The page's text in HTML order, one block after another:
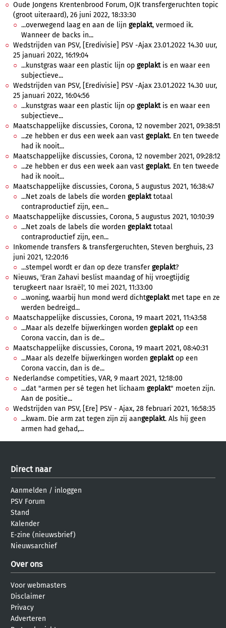
Oude Jongens Krentenbrood Forum, OJK transfergeruchten topic
(groot uiteraard), 26 juni 2022, 18:33:30
...overwegend laag en aan de lijn geplakt, vermoed ik.
Wanneer de backs in...
Wedstrijden van PSV, [Eredivisie] PSV -Ajax 23.01.2022 14.30 uur,
25 januari 2022, 16:19:04
...kunstgras waar een plastic lijn op geplaktis en waar een
subjectieve...
Wedstrijden van PSV, [Eredivisie] PSV -Ajax 23.01.2022 14.30 uur,
25 januari 2022, 16:04:56
...kunstgras waar een plastic lijn op geplaktis en waar een
subjectieve...
Maatschappelijke discussies, Corona, 12 november 2021, 09:38:51
...ze hebben er dus een week aan vast geplakt. En ten tweede
had ik nooit...
Maatschappelijke discussies, Corona, 12 november 2021, 09:28:12
...ze hebben er dus een week aan vast geplakt. En ten tweede
had ik nooit...
Maatschappelijke discussies, Corona, 5 augustus 2021, 16:38:47
...Net zoals de labels die worden geplakttotaal
contraproductief zijn, een...
Maatschappelijke discussies, Corona, 5 augustus 2021, 10:10:39
...Net zoals de labels die worden geplakttotaal
contraproductief zijn, een...
Inkomende transfers & transfergeruchten, Steven berghuis, 23
juni 2021, 12:20:16
...stempel wordt er dan op deze transfergeplakt?
Nieuws, 'Eran Zahavi beslist maandag of hij vroegtijdig
terugkeert naar Israël', 10 mei 2021, 11:33:00
...woning, waarbij hun mond werd dichtgeplaktmet tape en ze
werden bedreigd...
Maatschappelijke discussies, Corona, 19 maart 2021, 11:43:58
...Maar als dezelfe bijwerkingen worden geplaktop een
Corona vaccin, dan is de...
Maatschappelijke discussies, Corona, 19 maart 2021, 08:40:31
...Maar als dezelfe bijwerkingen worden geplaktop een
Corona vaccin, dan is de...
Nederlandse competities, VAR, 9 maart 2021, 12:18:00
...dat "armen per sé tegen het lichaam geplakt" moeten zijn.
Aan de positie...
Wedstrijden van PSV, [Ere] PSV - Ajax, 28 februari 2021, 16:58:35
...kwam. Die arm zat tegen zijn zij aangeplakt. Als hij geen
armen had gehad,...
Direct naar
Aanmelden / inloggen
PSV Forum
Stand
Kalender
E-zine (nieuwsbrief)
Nieuwsarchief
Over ons
Voor webmasters
Disclaimer
Privacy
Adverteren